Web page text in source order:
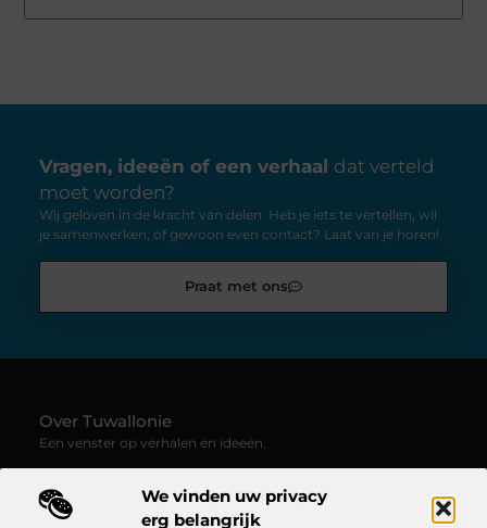
We vinden uw privacy
erg belangrijk
Vragen, ideeën of een verhaal dat verteld
moet worden?
Wij geloven in de kracht van delen. Heb je iets te vertellen, wil
je samenwerken, of gewoon even contact? Laat van je horen!
Praat met ons
Over Tuwallonie
Een venster op verhalen en ideeën.
inspiratie, creativiteit en inzichten uit het dagelijks leven. Laat
je meevoeren door uiteenlopende stemmen, onderwerpen en